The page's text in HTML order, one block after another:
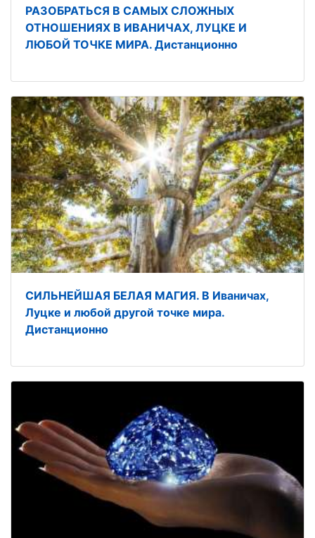
РАЗОБРАТЬСЯ В САМЫХ СЛОЖНЫХ
ОТНОШЕНИЯХ В ИВАНИЧАХ, ЛУЦКЕ И
ЛЮБОЙ ТОЧКЕ МИРА. Дистанционно
СИЛЬНЕЙШАЯ БЕЛАЯ МАГИЯ. В Иваничах,
Луцке и любой другой точке мира.
Дистанционно